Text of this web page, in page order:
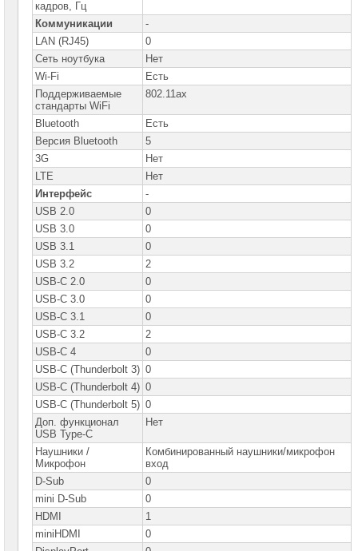
кадров, Гц
Коммуникации
-
LAN (RJ45)
0
Сеть ноутбука
Нет
Wi-Fi
Есть
Поддерживаемые
стандарты WiFi
802.11ax
Bluetooth
Есть
Версия Bluetooth
5
3G
Нет
LTE
Нет
Интерфейс
-
USB 2.0
0
USB 3.0
0
USB 3.1
0
USB 3.2
2
USB-C 2.0
0
USB-C 3.0
0
USB-C 3.1
0
USB-C 3.2
2
USB-C 4
0
USB-C (Thunderbolt 3) 0
USB-C (Thunderbolt 4) 0
USB-C (Thunderbolt 5) 0
Доп. функционал
USB Type-C
Нет
Наушники /
Микрофон
Комбинированный наушники/микрофон
вход
D-Sub
0
mini D-Sub
0
HDMI
1
miniHDMI
0